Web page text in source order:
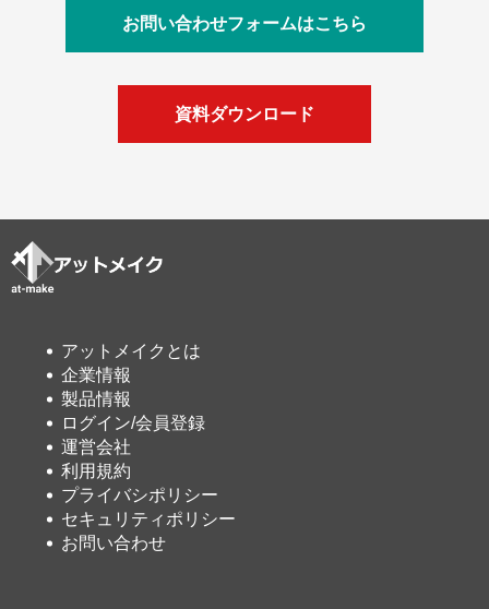
お問い合わせフォームはこちら
資料ダウンロード
アットメイクとは
企業情報
製品情報
ログイン/会員登録
運営会社
利用規約
プライバシポリシー
セキュリティポリシー
お問い合わせ